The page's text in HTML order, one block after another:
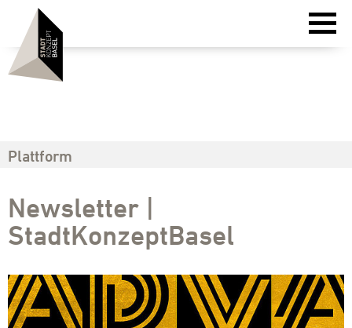
Plattform
Newsletter |
StadtKonzeptBasel